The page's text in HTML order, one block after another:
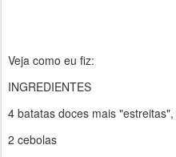
Veja como eu fiz:
INGREDIENTES
4 batatas doces mais
2 cebolas